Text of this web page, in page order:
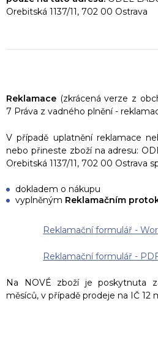
Orebitská 1137/11, 702 00 Ostrava
Reklamace (zkrácená verze z
7 Práva z vadného plnění -
V případě uplatnění reklamace
nebo přineste zboží na adresu:
Orebitská 1137/11, 702 00 Ostrava
dokladem o nákupu
vyplněným Reklamačním
Reklamační formulář -
Reklamační formulář -
Na NOVÉ zboží je poskytnuta
měsíců, v případě prodeje na IČ 12